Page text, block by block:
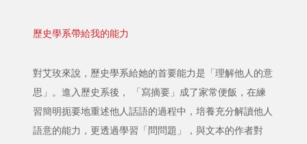
歷史學系帶給我的能力
對艾玫來說，歷史學系給她的首要能力是「理解他人的意
思」。進入歷史系後， 「寫摘要」成了家常便飯，在練
習簡明扼要地重述他人話語的過程中，培養充分解讀他人
語意的能力，更透過學習「問問題」，與文本的作者對